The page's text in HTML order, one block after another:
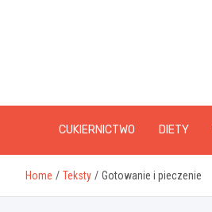
CUKIERNICTWO DIETY
Home Teksty Gotowanie i pieczenie